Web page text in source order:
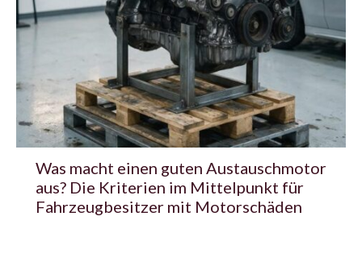
Was macht einen guten Austauschmotor
aus? Die Kriterien im Mittelpunkt für
Fahrzeugbesitzer mit Motorschäden